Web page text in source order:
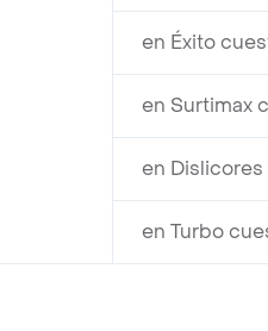
en Éxito
en Surtimax
en
en Turbo